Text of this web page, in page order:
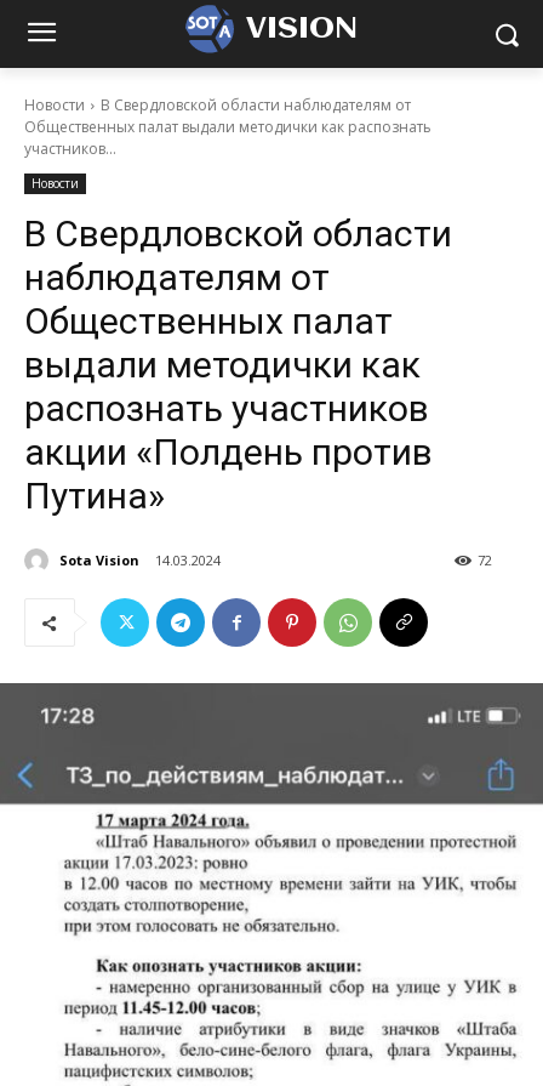
VISION
Новости
В Свердловской области наблюдателям от
Общественных палат выдали методички как распознать
участников...
Новости
В Свердловской области
наблюдателям от
Общественных палат
выдали методички как
распознать участников
акции «Полдень против
Путина»
Sota Vision 14.03.2024 72